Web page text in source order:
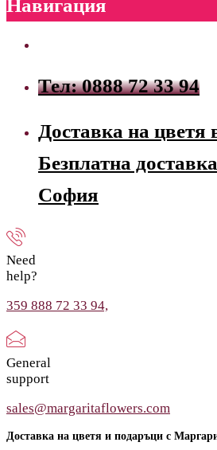
Навигация
Тел: 0888 72 33 94
Доставка на цветя
Безплатна
София
Need
help?
359 888 72 33 94,
General
support
sales@margaritaflowers.com
Доставка на цветя и подаръци с